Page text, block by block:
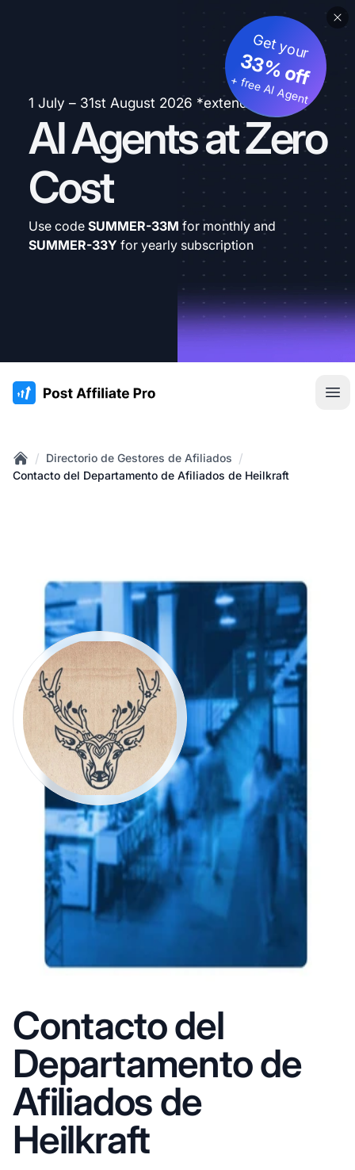
1 July – 31st August 2026 *extended
AI Agents at Zero
Cost
Get your
33% off
+ free AI Agent
Use code SUMMER-33M for monthly and
SUMMER-33Y for yearly subscription
:site.title
Home
/ Directorio de Gestores de Afiliados /
Contacto del Departamento de Afiliados de Heilkraft
Contacto del
Departamento de
Afiliados de
Heilkraft